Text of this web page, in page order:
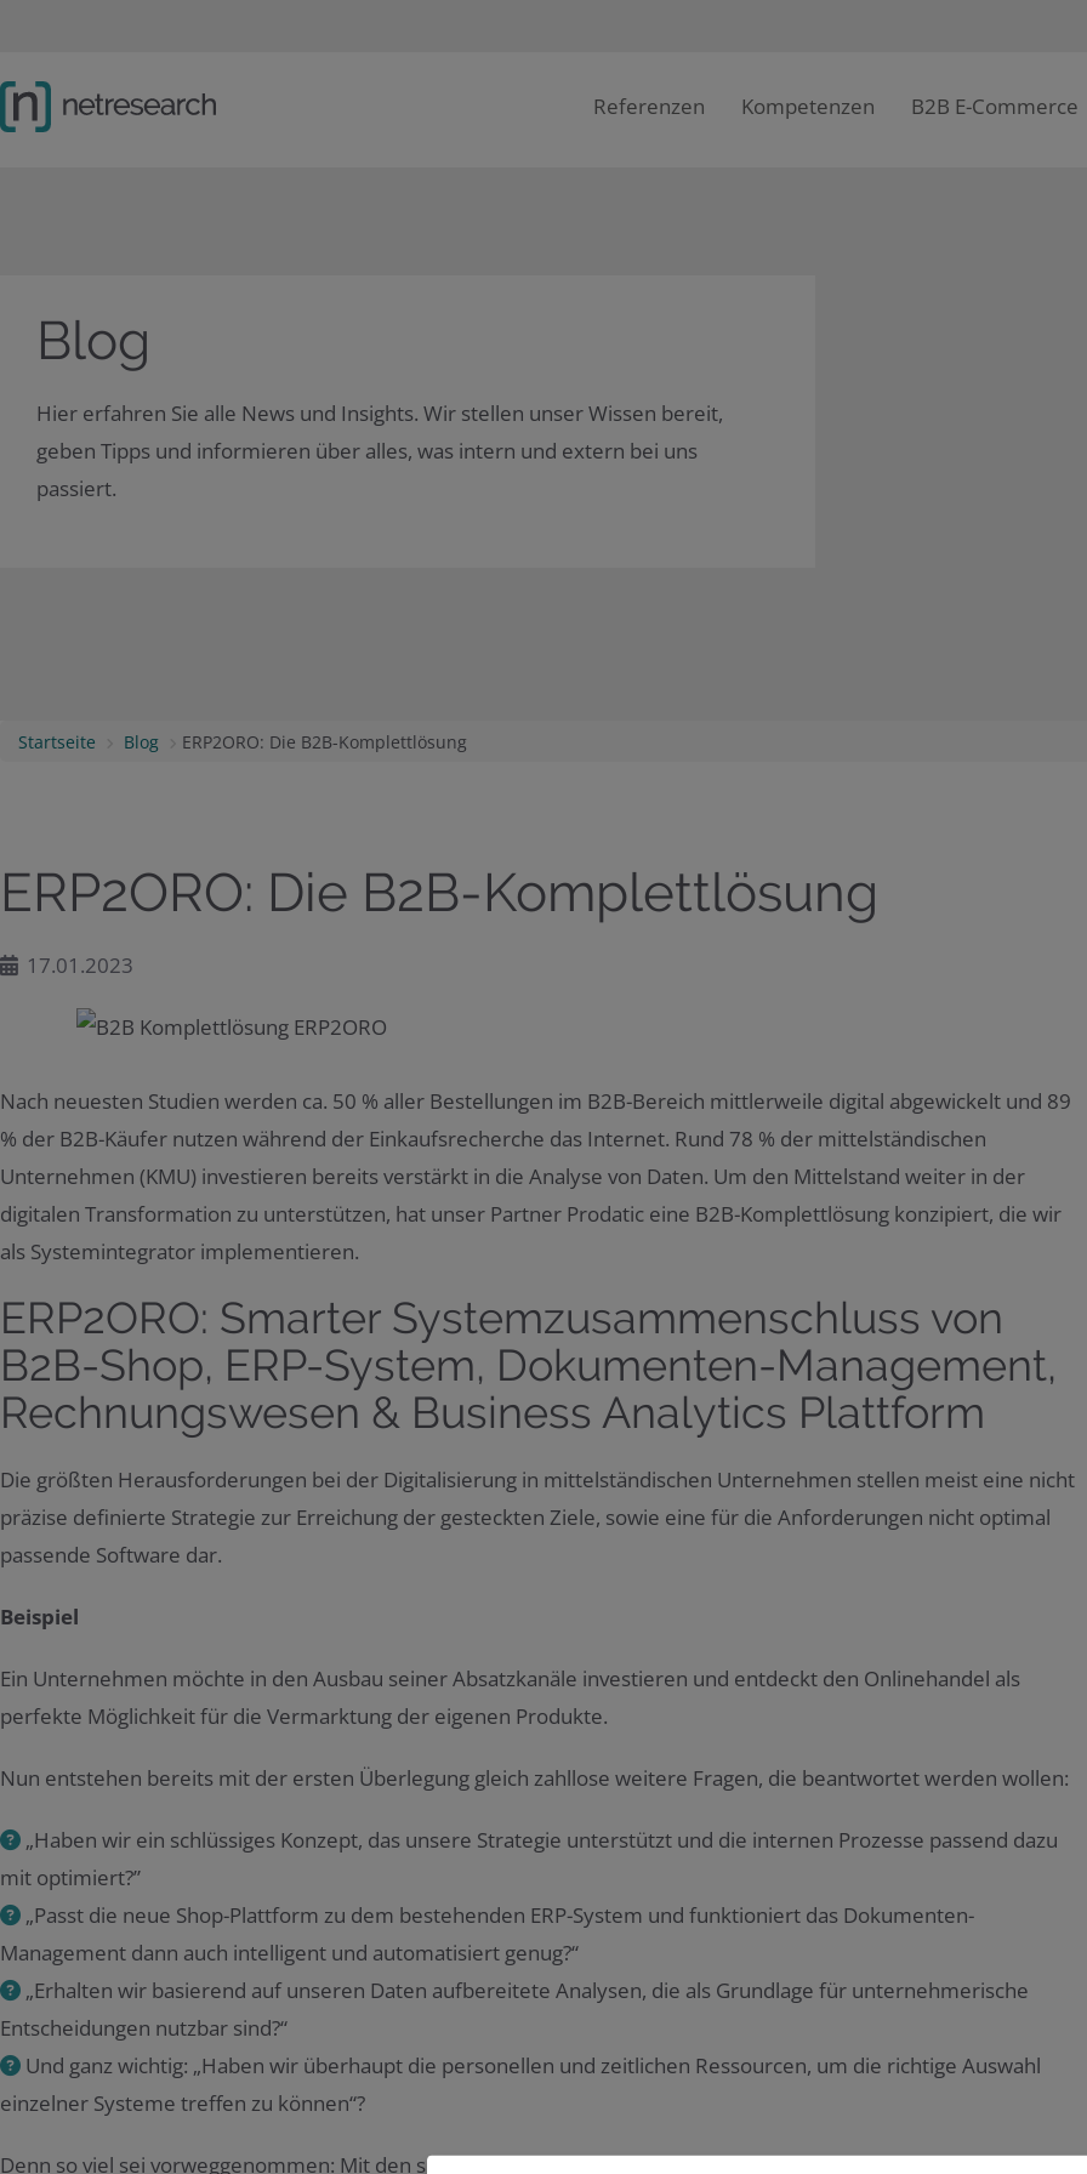
Referenzen Kompetenzen B2B E-Commerce
Blog
Hier erfahren Sie alle News und Insights. Wir stellen unser Wissen bereit,
geben Tipps und informieren über alles, was intern und extern bei uns
passiert.
Startseite Blog ERP2ORO: Die B2B-Komplettlösung
ERP2ORO: Die B2B-Komplettlösung
17.01.2023
Nach neuesten Studien werden ca. 50 % aller Bestellungen im B2B-Bereich mittlerweile digital abgewickelt und 89
% der B2B-Käufer nutzen während der Einkaufsrecherche das Internet. Rund 78 % der mittelständischen
Unternehmen (KMU) investieren bereits verstärkt in die Analyse von Daten. Um den Mittelstand weiter in der
digitalen Transformation zu unterstützen, hat unser Partner Prodatic eine B2B-Komplettlösung konzipiert, die wir
als Systemintegrator implementieren.
ERP2ORO: Smarter Systemzusammenschluss von
B2B-Shop, ERP-System, Dokumenten-Management,
Rechnungswesen & Business Analytics Plattform
Die größten Herausforderungen bei der Digitalisierung in mittelständischen Unternehmen stellen meist eine nicht
präzise definierte Strategie zur Erreichung der gesteckten Ziele, sowie eine für die Anforderungen nicht optimal
passende Software dar.
Beispiel
Ein Unternehmen möchte in den Ausbau seiner Absatzkanäle investieren und entdeckt den Onlinehandel als
perfekte Möglichkeit für die Vermarktung der eigenen Produkte.
Nun entstehen bereits mit der ersten Überlegung gleich zahllose weitere Fragen, die beantwortet werden wollen:
„Haben wir ein schlüssiges Konzept, das unsere Strategie unterstützt und die internen Prozesse passend dazu
mit optimiert?”
„Passt die neue Shop-Plattform zu dem bestehenden ERP-System und funktioniert das Dokumenten-
Management dann auch intelligent und automatisiert genug?“
„Erhalten wir basierend auf unseren Daten aufbereitete Analysen, die als Grundlage für unternehmerische
Entscheidungen nutzbar sind?“
Und ganz wichtig: „Haben wir überhaupt die personellen und zeitlichen Ressourcen, um die richtige Auswahl
einzelner Systeme treffen zu können“?
Denn so viel sei vorweggenommen: Mit den sich immer schneller ändernden Anforderungen des Marktes